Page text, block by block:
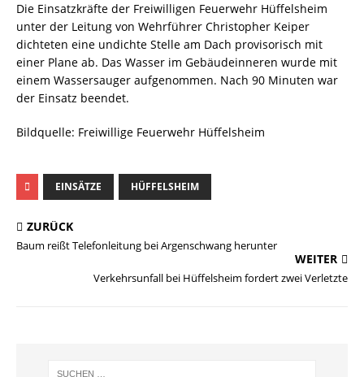
Die Einsatzkräfte der Freiwilligen Feuerwehr Hüffelsheim
unter der Leitung von Wehrführer Christopher Keiper
dichteten eine undichte Stelle am Dach provisorisch mit
einer Plane ab. Das Wasser im Gebäudeinneren wurde mit
einem Wassersauger aufgenommen. Nach 90 Minuten war
der Einsatz beendet.
Bildquelle: Freiwillige Feuerwehr Hüffelsheim
EINSÄTZE HÜFFELSHEIM
ZURÜCK
Baum reißt Telefonleitung bei Argenschwang herunter
WEITER
Verkehrsunfall bei Hüffelsheim fordert zwei Verletzte